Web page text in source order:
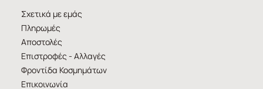
Σχετικά με εμάς
Πληρωμές
Αποστολές
Επιστροφές - Αλλαγές
Φροντίδα Κοσμημάτων
Επικοινωνία